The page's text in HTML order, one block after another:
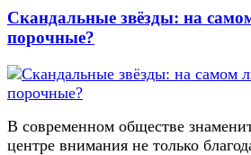
Скандальные звёзды: на
порочные?
В современном обществе
центре внимания не только